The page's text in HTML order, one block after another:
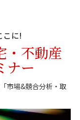
こに!
・不動産
ナー
市場&競合分析・取